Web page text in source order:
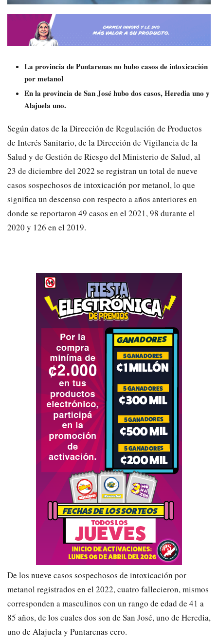
La provincia de Puntarenas no hubo casos de intoxicación
por metanol
En la provincia de San José hubo dos casos, Heredia uno y
Alajuela uno.
Según datos de la Dirección de Regulación de Productos
de Interés Sanitario, de la Dirección de Vigilancia de la
Salud y de Gestión de Riesgo del Ministerio de Salud, al
23 de diciembre del 2022 se registran un total de nueve
casos sospechosos de intoxicación por metanol, lo que
significa un descenso con respecto a años anteriores en
donde se reportaron 49 casos en el 2021, 98 durante el
2020 y 126 en el 2019.
De los nueve casos sospechosos de intoxicación por
metanol registrados en el 2022, cuatro fallecieron, mismos
corresponden a masculinos con un rango de edad de 41 a
85 años, de los cuales dos son de San José, uno de Heredia,
uno de Alajuela y Puntarenas cero.